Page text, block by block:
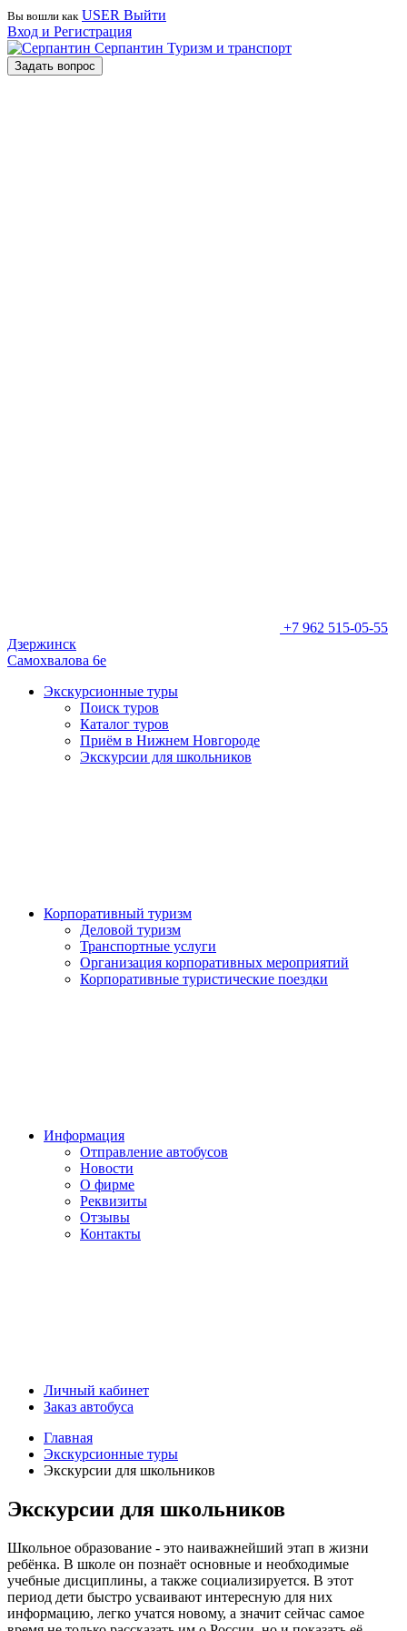
Вы вошли как USER Выйти
Вход и Регистрация
Серпантин Туризм и транспорт
Задать вопрос
+7 962 515-05-55
Дзержинск
Самохвалова 6е
Экскурсионные туры
Поиск туров
Каталог туров
Приём в Нижнем Новгороде
Экскурсии для школьников
Корпоративный туризм
Деловой туризм
Транспортные услуги
Организация корпоративных мероприятий
Корпоративные туристические поездки
Информация
Отправление автобусов
Новости
О фирме
Реквизиты
Отзывы
Контакты
Личный кабинет
Заказ автобуса
Главная
Экскурсионные туры
Экскурсии для школьников
Экскурсии для школьников
Школьное образование - это наиважнейший этап в жизни
ребёнка. В школе он познаёт основные и необходимые
учебные дисциплины, а также социализируется. В этот
период дети быстро усваивают интересную для них
информацию, легко учатся новому, а значит сейчас самое